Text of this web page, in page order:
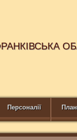
Персоналії